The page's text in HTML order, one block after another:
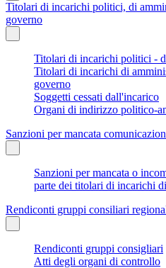
Titolari di incarichi politici, di
governo
Titolari di incarichi politici -
Titolari di incarichi di
governo
Soggetti cessati dall'incarico
Organi di indirizzo politico-
Sanzioni per mancata
Sanzioni per mancata o
parte dei titolari di incarichi
Rendiconti gruppi consiliari
Rendiconti gruppi consigliari
Atti degli organi di controllo